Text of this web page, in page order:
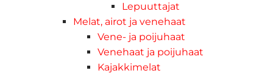
Lepuuttajat
Melat, airot ja venehaat
Vene- ja poijuhaat
Venehaat ja poijuhaat
Kajakkimelat